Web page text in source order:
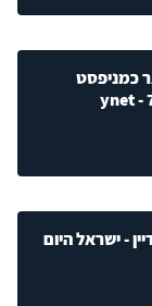
כמניפסט
- ישראל היום